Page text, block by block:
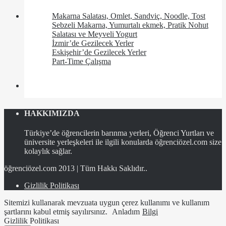
Makarna Salatası, Omlet, Sandviç, Noodle, Tost
Sebzeli Makarna, Yumurtalı ekmek, Pratik Nohut
Salatası ve Meyveli Yogurt
İzmir’de Gezilecek Yerler
Eskişehir’de Gezilecek Yerler
Part-Time Çalışma
HAKKIMIZDA
Türkiye’de öğrencilerin barınma yerleri, Öğrenci Yurtları ve
üniversite yerleşkeleri ile ilgili konularda öğrenciözel.com size
kolaylık sağlar.
öğrenciözel.com 2013 | Tüm Hakkı Saklıdır..
Gizlilik Politikası
Sitemizi kullanarak mevzuata uygun çerez kullanımı ve kullanım
şartlarını kabul etmiş sayılırsınız.
Anladım Bilgi
Gizlilik Politikası